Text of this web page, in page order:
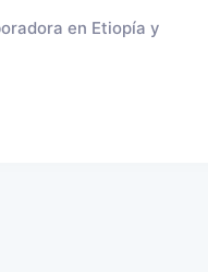
en Etiopía y